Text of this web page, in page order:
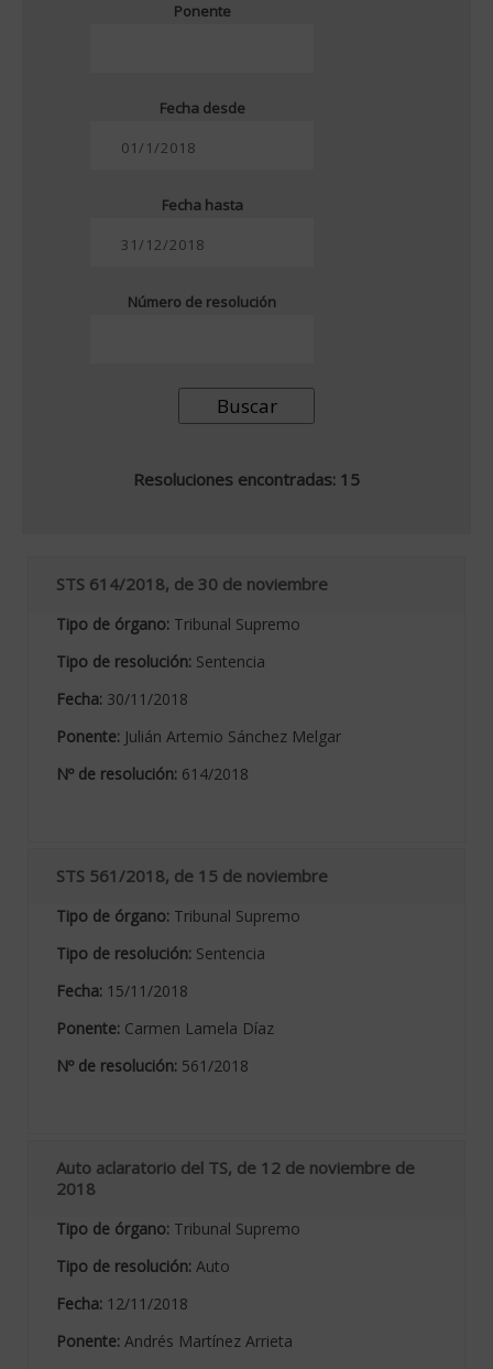
Ponente
Fecha desde
Fecha hasta
Número de resolución
Resoluciones encontradas: 15
STS 614/2018, de 30 de noviembre
Tipo de órgano: Tribunal Supremo
Tipo de resolución: Sentencia
Fecha: 30/11/2018
Ponente: Julián Artemio Sánchez Melgar
Nº de resolución: 614/2018
STS 561/2018, de 15 de noviembre
Tipo de órgano: Tribunal Supremo
Tipo de resolución: Sentencia
Fecha: 15/11/2018
Ponente: Carmen Lamela Díaz
Nº de resolución: 561/2018
Auto aclaratorio del TS, de 12 de noviembre de
2018
Tipo de órgano: Tribunal Supremo
Tipo de resolución: Auto
Fecha: 12/11/2018
Ponente: Andrés Martínez Arrieta